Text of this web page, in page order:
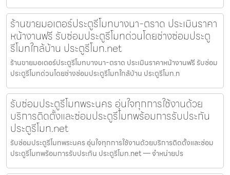
ร้านขายมอเตอร์ประตูรีโมทบางนา-ตราด ประเมินราคา
หน้างานฟรี รับซ่อมประตูรีโมทด่วนโดยช่างซ่อมประตู
รีโมทใกล้บ้าน ประตูรีโมท.net
ร้านขายมอเตอร์ประตูรีโมทบางนา-ตราด ประเมินราคาหน้างานฟรี รับซ่อม
ประตูรีโมทด่วนโดยช่างซ่อมประตูรีโมทใกล้บ้าน ประตูรีโมท.n
รับซ่อมประตูรีโมทพระนคร อุ่นใจทุกการใช้งานด้วย
บริการติดตั้งและซ่อมประตูรีโมทพร้อมการรับประกัน
ประตูรีโมท.net
รับซ่อมประตูรีโมทพระนคร อุ่นใจทุกการใช้งานด้วยบริการติดตั้งและซ่อม
ประตูรีโมทพร้อมการรับประกัน ประตูรีโมท.net — จำหน่ายปร